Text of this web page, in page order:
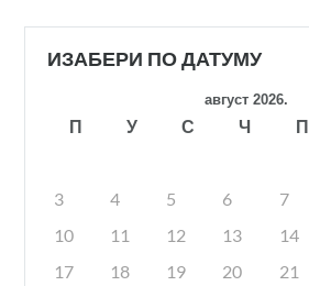
ИЗАБЕРИ ПО ДАТУМУ
август 2026.
П У С Ч П
3
4 5 6 7
10
11 12 13 14
17
18 19 20 21